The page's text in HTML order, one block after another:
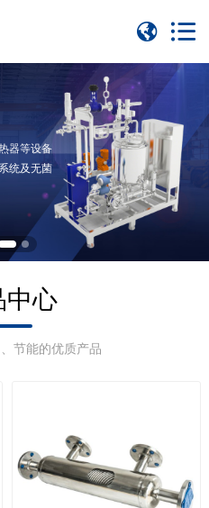
清洗 模块化
器等设备
统及无菌
温杀菌处
中心
节能的优质产品